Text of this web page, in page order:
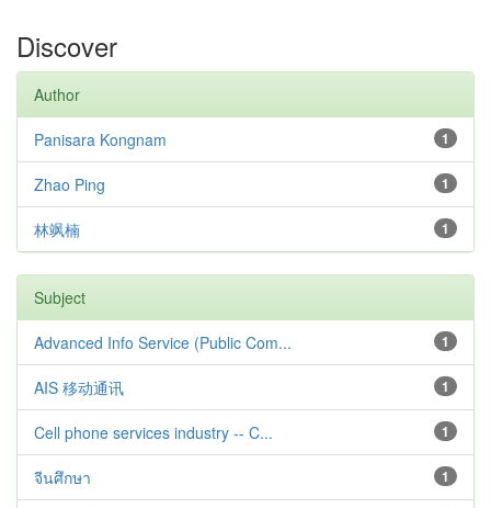
Discover
Author
1
Panisara Kongnam
1
Zhao Ping
1
林飒楠
Subject
1
Advanced Info Service (Public Com...
1
AIS 移动通讯
1
Cell phone services industry -- C...
1
จีนศึกษา